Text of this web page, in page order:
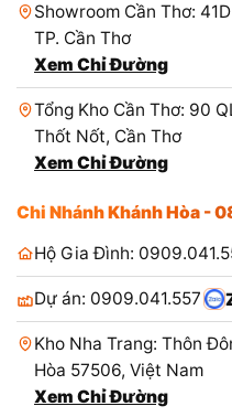
Showroom Cần Thơ:
TP. Cần Thơ
Xem Chỉ Đường
Tổng Kho Cần Thơ: 90
Thốt Nốt, Cần Thơ
Xem Chỉ Đường
Chi Nhánh Khánh Hòa -
Hộ Gia Đình:
Dự án: 0909.041.557
Kho Nha Trang: Thôn
Hòa 57506, Việt Nam
Xem Chỉ Đường